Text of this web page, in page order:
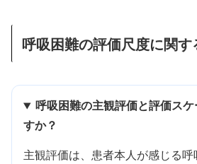
呼吸困難の評価尺度に関
呼吸困難の主観評価と評価ス
すか？
主観評価は、患者本人が感じる